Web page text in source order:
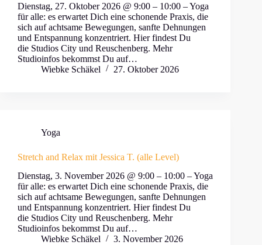
Dienstag, 27. Oktober 2026 @ 9:00 – 10:00 – Yoga
für alle: es erwartet Dich eine schonende Praxis, die
sich auf achtsame Bewegungen, sanfte Dehnungen
und Entspannung konzentriert. Hier findest Du
die Studios City und Reuschenberg. Mehr
Studioinfos bekommst Du auf…
Wiebke Schäkel
27. Oktober 2026
Yoga
Stretch and Relax mit Jessica T. (alle Level)
Dienstag, 3. November 2026 @ 9:00 – 10:00 – Yoga
für alle: es erwartet Dich eine schonende Praxis, die
sich auf achtsame Bewegungen, sanfte Dehnungen
und Entspannung konzentriert. Hier findest Du
die Studios City und Reuschenberg. Mehr
Studioinfos bekommst Du auf…
Wiebke Schäkel
3. November 2026